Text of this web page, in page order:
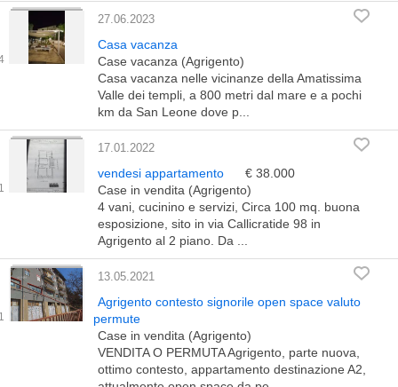
27.06.2023
Casa vacanza
Case vacanza (Agrigento)
Casa vacanza nelle vicinanze della Amatissima
Valle dei templi, a 800 metri dal mare e a pochi
km da San Leone dove p...
17.01.2022
vendesi appartamento
€ 38.000
Case in vendita (Agrigento)
4 vani, cucinino e servizi, Circa 100 mq. buona
esposizione, sito in via Callicratide 98 in
Agrigento al 2 piano. Da ...
13.05.2021
Agrigento contesto signorile open space valuto
permute
Case in vendita (Agrigento)
VENDITA O PERMUTA Agrigento, parte nuova,
ottimo contesto, appartamento destinazione A2,